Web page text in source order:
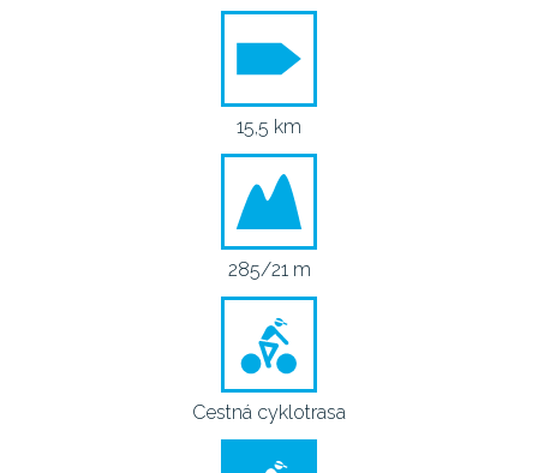
15,5 km
285/21 m
Cestná cyklotrasa